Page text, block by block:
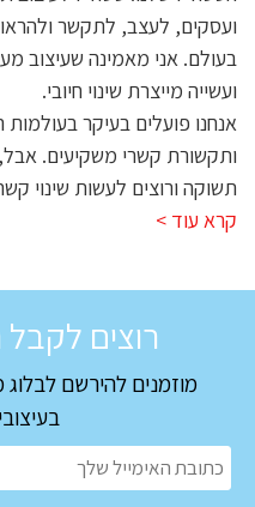
ועסקים, לעצב, לתקשר
בעולם. אני מאמינה שעיצוב
ועשייה מייצרת שינוי חיובי.
אנחנו פועלים בעיקר
ותקשורת קשרי משקיעים. אבל,
תשוקה ורוצים לעשות שינוי
קרא עוד >
רוצים
מוזמנים להירשם לבלוג